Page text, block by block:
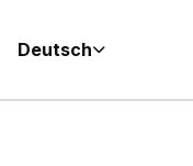
Deutsch